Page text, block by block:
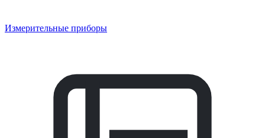
Измерительные приборы